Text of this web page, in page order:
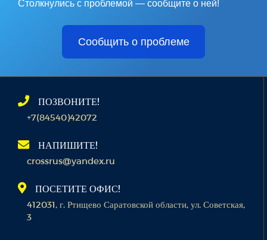
Столкнулись с проблемой — сообщите о ней!
Сообщить о проблеме
ПОЗВОНИТЕ!
+7(84540)42072
НАПИШИТЕ!
crossrus@yandex.ru
ПОСЕТИТЕ ОФИС!
412031, г. Ртищево Саратовской области, ул. Советская,
3